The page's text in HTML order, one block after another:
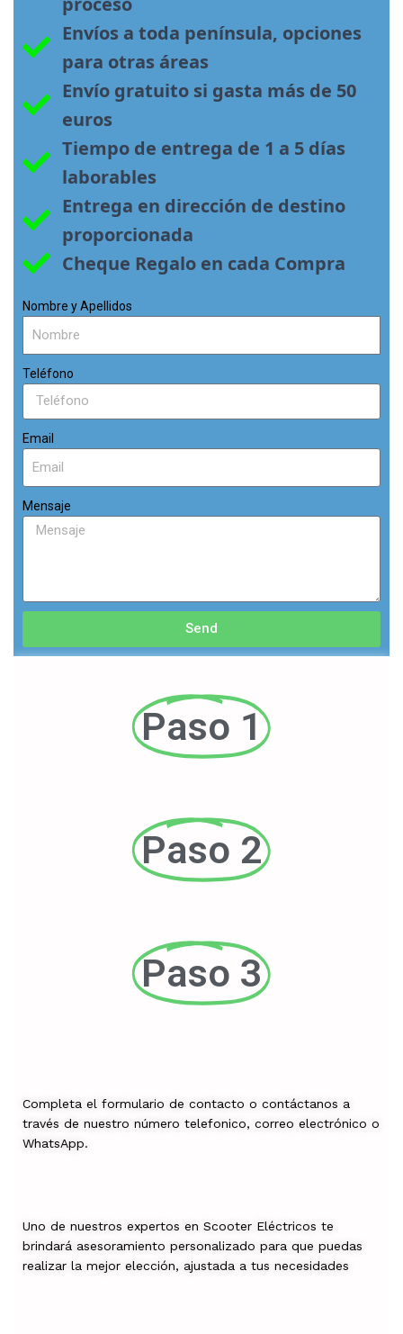
Envíos a toda península, opciones
para otras áreas
Envío gratuito si gasta más de 50
euros
Tiempo de entrega de 1 a 5 días
laborables
Entrega en dirección de destino
proporcionada
Cheque Regalo en cada Compra
Nombre y Apellidos
Teléfono
Email
Mensaje
Send
Paso 1
Paso 2
Paso 3
Completa el formulario de contacto o contáctanos a
través de nuestro número telefonico, correo electrónico o
WhatsApp.
Uno de nuestros expertos en Scooter Eléctricos te
brindará asesoramiento personalizado para que puedas
realizar la mejor elección, ajustada a tus necesidades